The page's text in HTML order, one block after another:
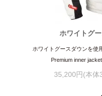
ホワイトグ
ホワイトグースダウンを使
Premium inner
35,200円(本体